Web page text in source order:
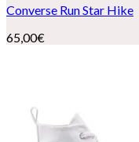
Converse Run Star Hike
65,00€